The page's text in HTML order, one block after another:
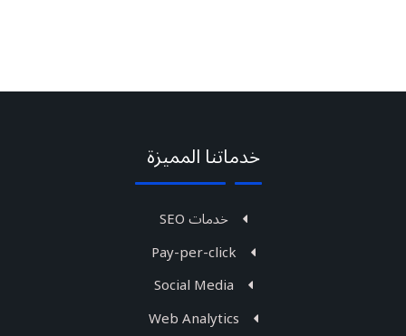
خدماتنا المميزة
خدمات SEO
Pay-per-click
Social Media
Web Analytics